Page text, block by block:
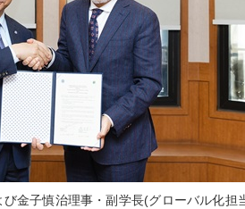
金子慎治理事・副学長(グローバル化担